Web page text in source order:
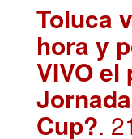
Toluca
hora y
VIVO el
Cup?.